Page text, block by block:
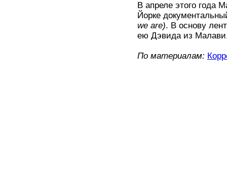
В апреле этого года
Йорке
we are). В основу
ею Дэвида из
По материалам: